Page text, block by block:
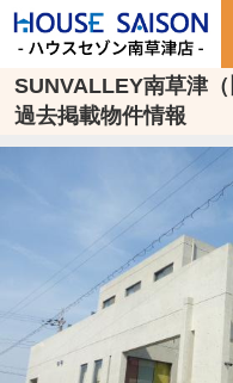
SUNVALLEY南草津
過去掲載物件情報